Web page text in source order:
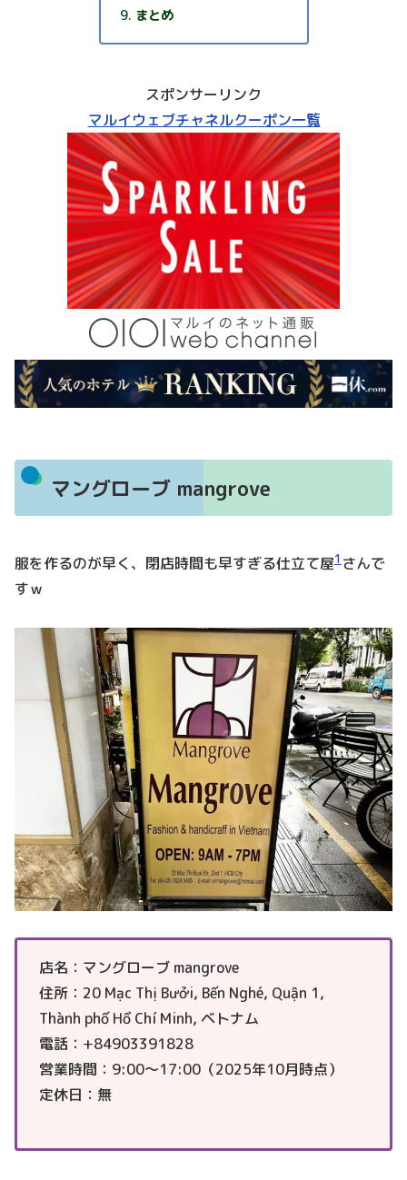
まとめ
スポンサーリンク
マルイウェブチャネルクーポン一覧
マングローブ mangrove
服を作るのが早く、閉店時間も早すぎる仕立て屋1 さんで
すｗ
店名：マングローブ mangrove
住所：20 Mạc Thị Bưởi, Bến Nghé, Quận 1,
Thành phố Hồ Chí Minh, ベトナム
電話：+84903391828
営業時間：9:00～17:00（2025年10月時点）
定休日：無